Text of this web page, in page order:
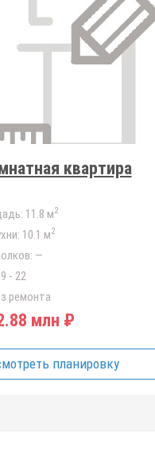
квартира
11.8 м2
10.1 м2
—
- 22
ремонта
млн ₽
планировку